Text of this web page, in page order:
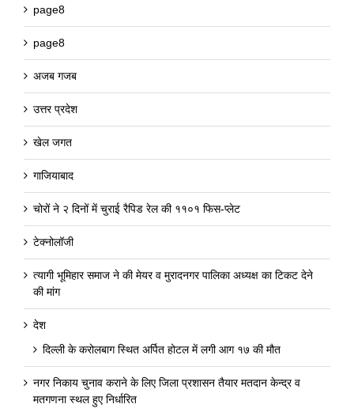
page8
page8
अजब गजब
उत्तर प्रदेश
खेल जगत
गाजियाबाद
चोरों ने २ दिनों में चुराई रैपिड रेल की ११०१ फिस-प्लेट
टेक्नोलॉजी
त्यागी भूमिहार समाज ने की मेयर व मुरादनगर पालिका अध्यक्ष का टिकट देने
की मांग
देश
दिल्ली के करोलबाग स्थित अर्पित होटल में लगी आग १७ की मौत
नगर निकाय चुनाव कराने के लिए जिला प्रशासन तैयार मतदान केन्द्र व
मतगणना स्थल हुए निर्धारित